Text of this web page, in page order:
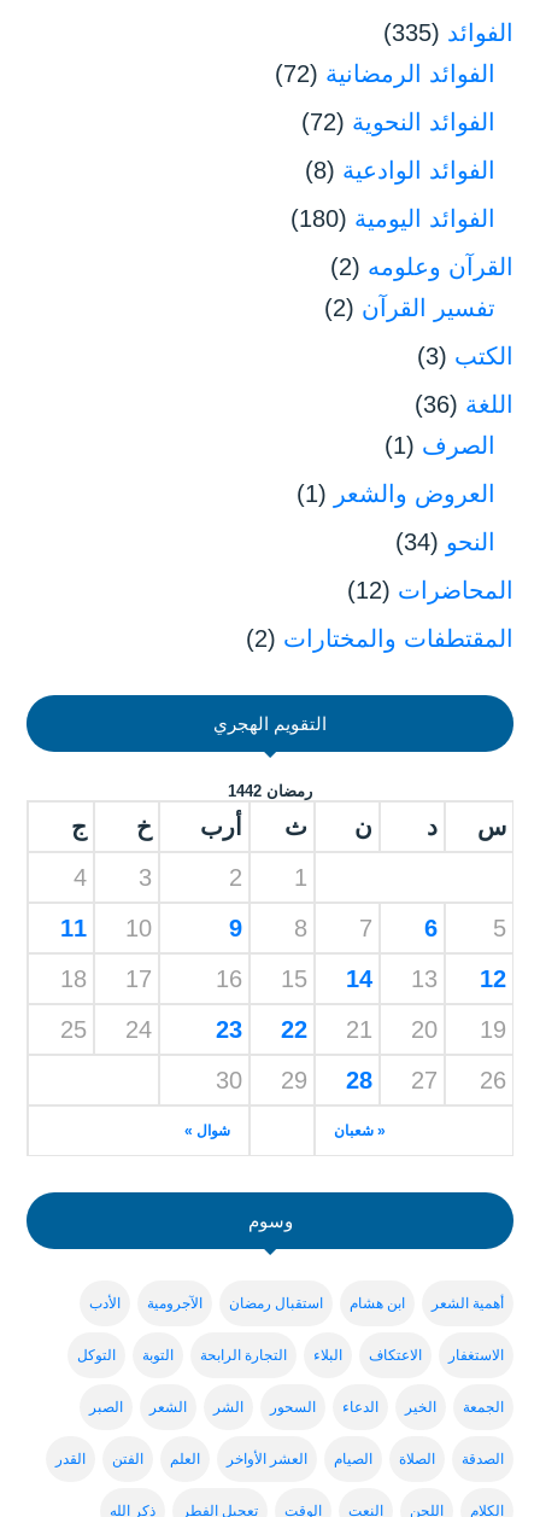
الفوائد (335)
الفوائد الرمضانية (72)
الفوائد النحوية (72)
الفوائد الوادعية (8)
الفوائد اليومية (180)
القرآن وعلومه (2)
تفسير القرآن (2)
الكتب (3)
اللغة (36)
الصرف (1)
العروض والشعر (1)
النحو (34)
المحاضرات (12)
المقتطفات والمختارات (2)
التقويم الهجري
رمضان 1442
س د ن ث أرب خ ج
« شعبان شوال »
1
2
3
4
5
6
7
8
9
10
11
12
13
14
15
16
17
18
19
20
21
22
23
24
25
26
27
28
29
30
وسوم
أهمية الشعر ابن هشام استقبال رمضان الآجرومية الأدب
الاستغفار الاعتكاف البلاء التجارة الرابحة التوبة التوكل
الجمعة الخير الدعاء السحور الشر الشعر الصبر
الصدقة الصلاة الصيام العشر الأواخر العلم الفتن القدر
الكلام اللحن النعت الوقت تعجيل الفطر ذكر الله